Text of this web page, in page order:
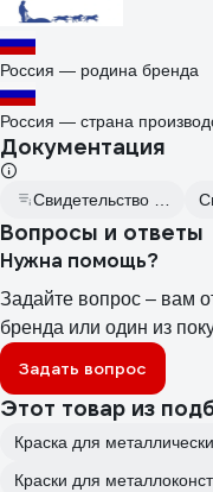
Россия — родина бренда
Россия — страна
Документация
Свидетельство о государственной регистрации
Вопросы и ответы
Нужна помощь?
Задайте вопрос – вам
бренда или один из
Задать вопрос
Этот товар из
Краска для
Краски для